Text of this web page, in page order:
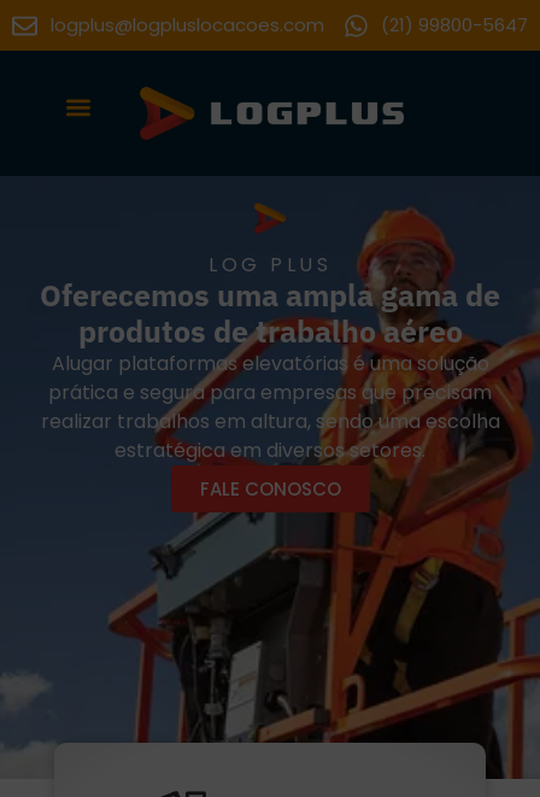
logplus@logpluslocacoes.com (21) 99800-5647
LOG PLUS
Oferecemos uma ampla gama de
produtos de trabalho aéreo
Alugar plataformas elevatórias é uma solução
prática e segura para empresas que precisam
realizar trabalhos em altura, sendo uma escolha
estratégica em diversos setores.
FALE CONOSCO